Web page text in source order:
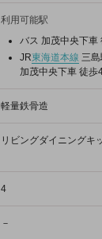
利用可能駅
バス 加茂中央下車
JR東海道本線 三
加茂中央下車 徒歩
軽量鉄骨造
リビングダイニングキ
4
－